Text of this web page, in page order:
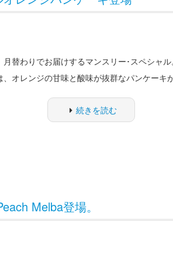
月替わりでお届けするマンスリー･スペシャル
、オレンジの甘味と酸味が抜群なパンケーキ
続きを読む
Melba登場。